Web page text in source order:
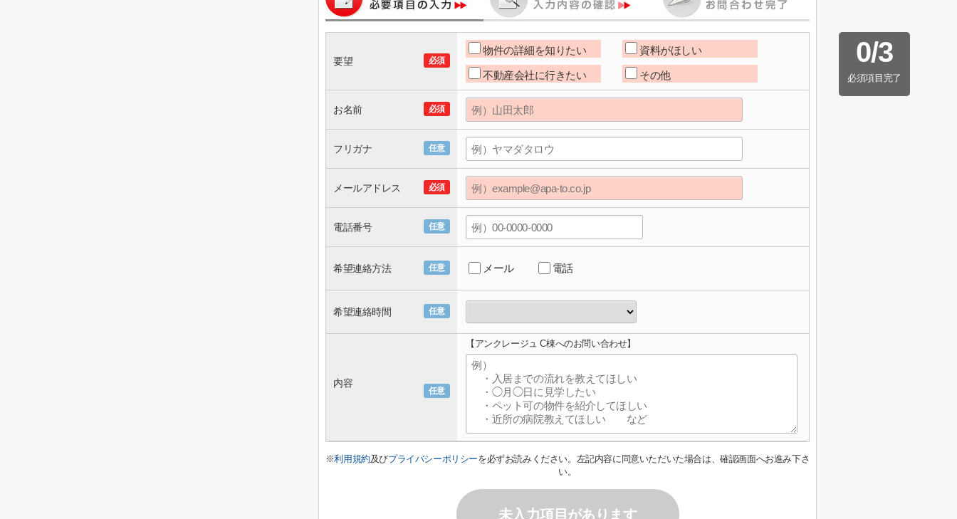
0/3
必須項目完了
必須
要望
物件の詳細を知りたい 資料がほしい
不動産会社に行きたい その他
必須
お名前
任意
フリガナ
必須
メールアドレス
任意
電話番号
任意
希望連絡方法 メール 電話
任意
希望連絡時間
任意
内容
【アンクレージュ C棟へのお問い合わせ】
※利用規約及びプライバシーポリシーを必ずお読みください。左記内容に同意いただいた場合は、確認画面へお進み下さ
い。
未入力項目があります